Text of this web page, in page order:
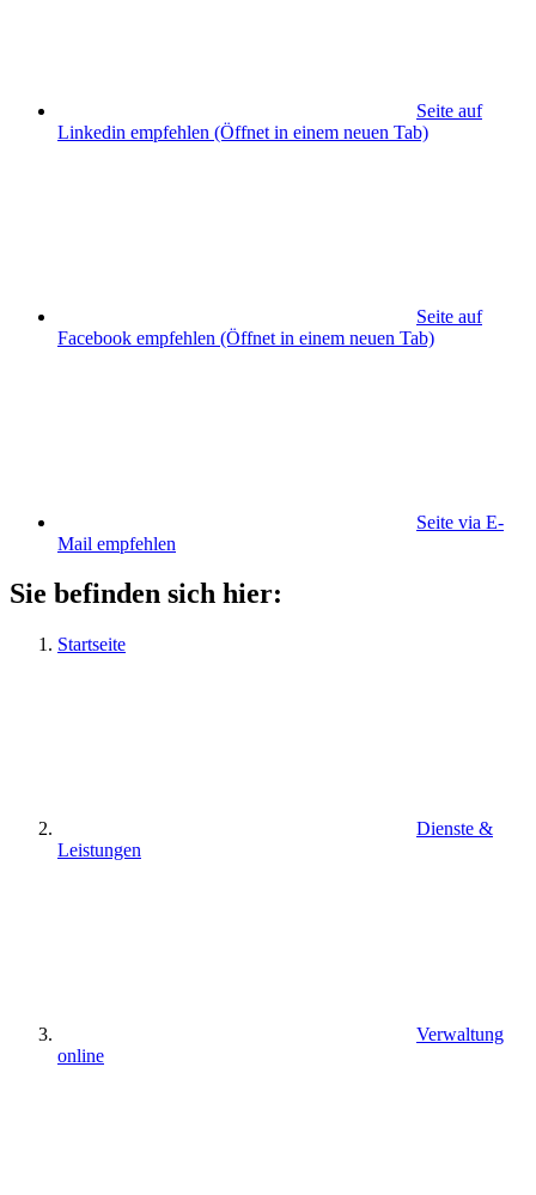
Seite auf
Linkedin empfehlen (Öffnet in einem neuen Tab)
Seite auf
Facebook empfehlen (Öffnet in einem neuen Tab)
Seite via E-
Mail empfehlen
Sie befinden sich hier:
Startseite
Dienste &
Leistungen
Verwaltung
online